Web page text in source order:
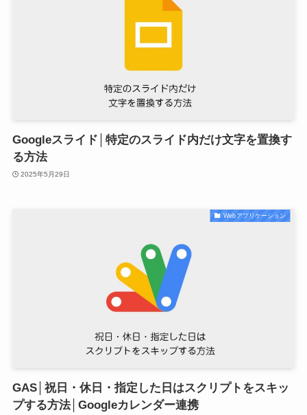
Googleスライド│特定のスライド内だけ文字を置換す
る方法
2025年5月29日
Webアプリケーション
GAS│祝日・休日・指定した日はスクリプトをスキッ
プする方法│Googleカレンダー連携